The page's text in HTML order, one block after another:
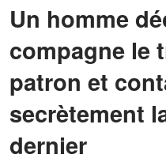
Un homme
compagne le
patron et
secrètement
dernier